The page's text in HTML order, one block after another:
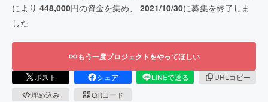
により 448,000円の資金を集め、 2021/10/30に募集を終了しま
した
もう一度プロジェクトをやってほしい
ポスト シェア LINEで送る
URLコピー
埋め込み
QRコード